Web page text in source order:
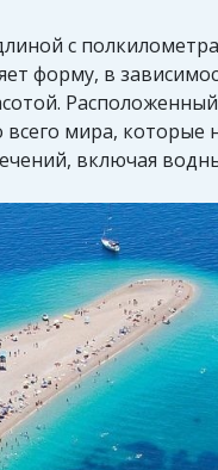
с
форму, в
всего мира,
включая